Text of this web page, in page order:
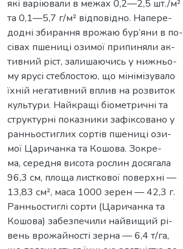
які варіювали в межах 0,2—2,5 шт./м²
та 0,1—5,7 г/м² відповідно. Напере-
додні збирання врожаю бур’яни в по-
сівах пшениці озимої припиняли ак-
тивний ріст, залишаючись у нижньо-
му ярусі стеблостою, що мінімізувало
їхній негативний вплив на розвиток
культури. Найкращі біометричні та
структурні показники зафіксовано у
ранньостиглих сортів пшениці ози-
мої Царичанка та Кошова. Зокре-
ма, середня висота рослин досягала
96,3 см, площа листкової поверхні —
13,83 см², маса 1000 зерен — 42,3 г.
Ранньостиглі сорти (Царичанка та
Кошова) забезпечили найвищий рі-
вень врожайності зерна — 6,4 т/га,